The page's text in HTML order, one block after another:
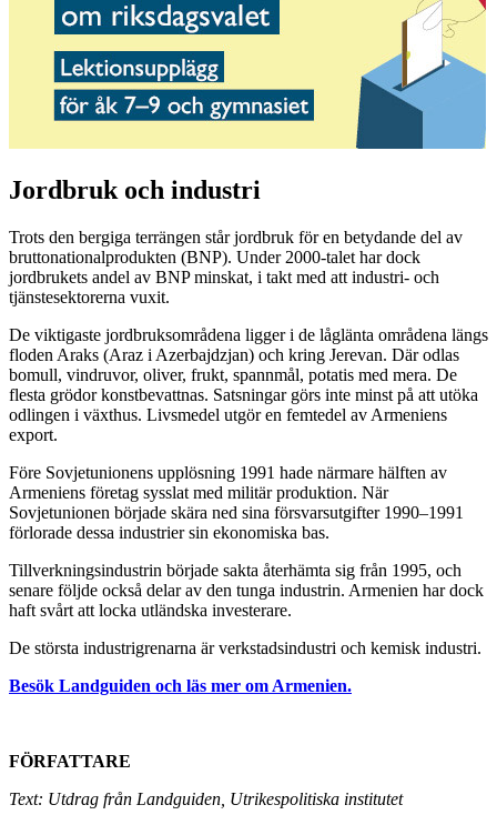
Jordbruk och industri
Trots den bergiga terrängen står jordbruk för en betydande del av
bruttonationalprodukten (BNP). Under 2000-talet har dock
jordbrukets andel av BNP minskat, i takt med att industri- och
tjänstesektorerna vuxit.
De viktigaste jordbruksområdena ligger i de låglänta områdena längs
floden Araks (Araz i Azerbajdzjan) och kring Jerevan. Där odlas
bomull, vindruvor, oliver, frukt, spannmål, potatis med mera. De
flesta grödor konstbevattnas. Satsningar görs inte minst på att utöka
odlingen i växthus. Livsmedel utgör en femtedel av Armeniens
export.
Före Sovjetunionens upplösning 1991 hade närmare hälften av
Armeniens företag sysslat med militär produktion. När
Sovjetunionen började skära ned sina försvarsutgifter 1990–1991
förlorade dessa industrier sin ekonomiska bas.
Tillverkningsindustrin började sakta återhämta sig från 1995, och
senare följde också delar av den tunga industrin. Armenien har dock
haft svårt att locka utländska investerare.
De största industrigrenarna är verkstadsindustri och kemisk industri.
Besök Landguiden och läs mer om Armenien.
FÖRFATTARE
Text: Utdrag från Landguiden, Utrikespolitiska institutet